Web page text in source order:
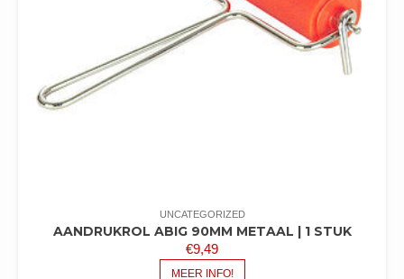
UNCATEGORIZED
AANDRUKROL ABIG 90MM METAAL | 1 STUK
€9,49
MEER INFO!